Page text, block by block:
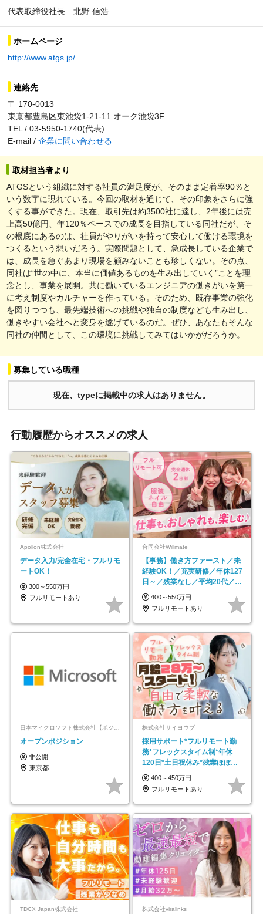
代表取締役社長 北野 信浩
ホームページ
http://www.atgs.jp/
連絡先
〒 170-0013
東京都豊島区東池袋1-21-11 オーク池袋3F
TEL / 03-5950-1740(代表)
E-mail / 企業に問い合わせる
取材担当者より
ATGSという組織に対する社員の満足度が、そのまま定着率90％と
いう数字に現れている。今回の取材を通じて、その印象をさらに強
くする事ができた。現在、取引先は約3500社に達し、2年後には売
上高50億円、年120％ペースでの成長を目指している同社だが、そ
の根底にあるのは、社員がやりがいを持って安心して働ける環境を
つくるという想いだろう。実際問題として、急成長している企業で
は、成長を急ぐあまり現場を顧みないことも珍しくない。その点、
同社は“世の中に、本当に価値あるものを生み出していく”ことを理
念とし、事業を展開。共に働いているエンジニアの働きがいを第一
に考え制度やカルチャーを作っている。そのため、既存事業の強化
を図りつつも、最先端技術への挑戦や独自の制度なども生み出し、
働きやすい会社へと変身を遂げているのだ。ぜひ、あなたもそんな
同社の仲間として、この環境に挑戦してみてはいかがだろうか。
募集している職種
現在、typeに掲載中の求人はありません。
行動履歴からオススメの求人
Apollon株式会社
データ入力/完全在宅・フルリモ
ートOK！
300～550万円
フルリモートあり
合同会社Willmate
【事務】働き方ファースト／未
経験OK！／充実研修／年休127
日～／残業なし／平均20代／リ
モートOK
400～550万円
フルリモートあり
日本マイクロソフト株式会社【ポジションマッチ登録】
オープンポジション
非公開
東京都
株式会社サイヨウブ
採用サポート*フルリモート勤
務*フレックスタイム制*年休
120日*土日祝休み*残業ほぼな
し*育児中社員8割以上
400～450万円
フルリモートあり
TDCX Japan株式会社 株式会社viralinks